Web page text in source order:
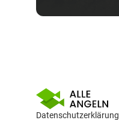
Datenschutzerklärung